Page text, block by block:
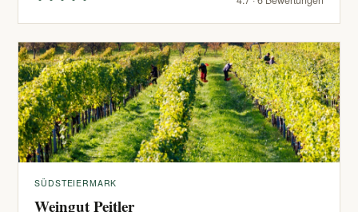
SÜDSTEIERMARK
Weingut Peitler